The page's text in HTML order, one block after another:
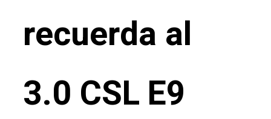
recuerda al
3.0 CSL E9